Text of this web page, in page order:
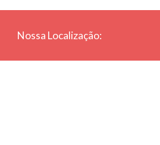
Nossa Localização: